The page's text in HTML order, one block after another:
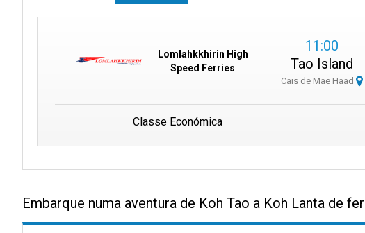
Lomlahkkhirin High
Speed Ferries
11:00
Tao Island
Cais de Mae Haad
Classe Económica
Embarque numa aventura de Koh Tao a Koh Lanta de